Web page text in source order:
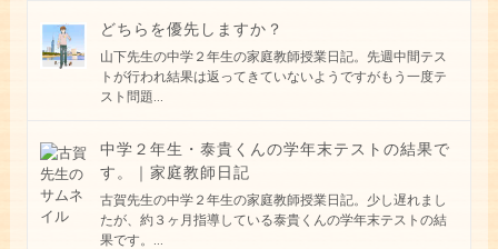
どちらを優先しますか？
山下先生の中学２年生の家庭教師授業日記。先週中間テス
トが行われ結果は返ってきていないようですがもう一度テ
スト問題
中学２年生・泰貴くんの学年末テストの結果で
す。｜家庭教師日記
古賀先生の中学２年生の家庭教師授業日記。少し遅れまし
たが、約３ヶ月指導している泰貴くんの学年末テストの結
果です。